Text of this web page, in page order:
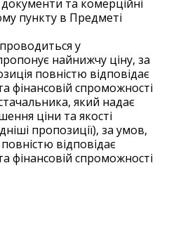
документи та комерційні
пункту в Предметі
у
найнижчу ціну, за
повністю відповідає
фінансовій спроможності
який надає
ціни та якості
пропозиції), за умов,
відповідає
фінансовій спроможності